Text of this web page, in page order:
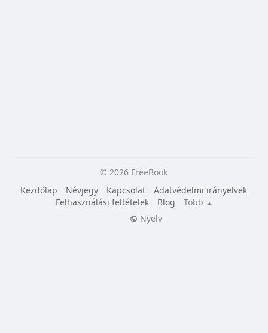
© 2026 FreeBook
Kezdőlap
Névjegy Kapcsolat
Adatvédelmi irányelvek
Felhasználási feltételek
Blog
Több
Nyelv